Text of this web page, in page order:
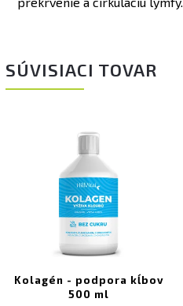
SÚVISIACI TOVAR
Kolagén - podpora kĺbov
500 ml